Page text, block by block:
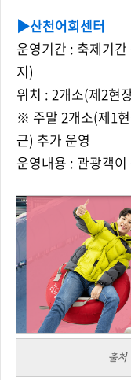
▶산천어회센터
운영기간 : 축제기
지)
위치 : 2개소(제2현
※ 주말 2개소(제1
근) 추가 운영
운영내용 : 관광객
출처